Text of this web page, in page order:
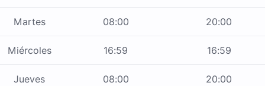
Martes 08:00 20:00
Miércoles 16:59 16:59
Jueves 08:00 20:00